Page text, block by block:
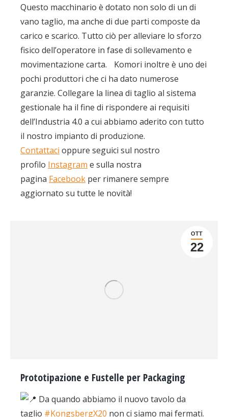
Questo macchinario è dotato non solo di un di
vano taglio, ma anche di due parti composte da
carico e scarico. Tutto ciò per alleviare lo sforzo
fisico dell’operatore in fase di sollevamento e
movimentazione carta. Komori inoltre è uno dei
pochi produttori che ci ha dato numerose
garanzie. Collegare la linea di taglio al sistema
gestionale ha il fine di rispondere ai requisiti
dell’Industria 4.0 a cui abbiamo aderito con tutto
il nostro impianto di produzione.
Contattaci oppure seguici sul nostro
profilo Instagram e sulla nostra
pagina Facebook per rimanere sempre
aggiornato su tutte le novità!
OTT
22
Prototipazione e Fustelle per Packaging
Da quando abbiamo il nuovo tavolo da
taglio #KongsbergX20 non ci siamo mai fermati.